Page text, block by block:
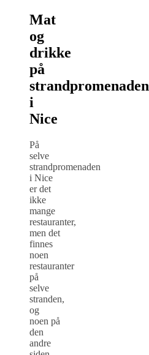
Mat
og
drikke
på
strandpromenaden
i
Nice
På
selve
strandpromenaden
i Nice
er det
ikke
mange
restauranter,
men det
finnes
noen
restauranter
på
selve
stranden,
og
noen på
den
andre